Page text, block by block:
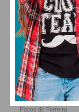
FARMACIAS
FERREIRA